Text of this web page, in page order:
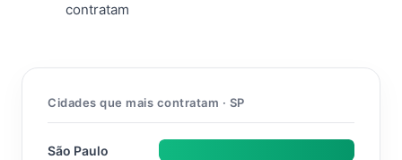
contratam
Cidades que mais contratam · SP
São Paulo